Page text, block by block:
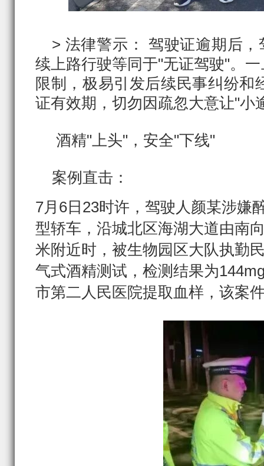
> 法律警示： 驾驶证逾期后
续上路行驶等同于"无证驾驶"。
限制，极易引发后续民事纠纷
证有效期，切勿因疏忽大意让"小
酒精"上头"，安全"下线"
案例直击：
7月6日23时许，驾驶人颜某涉嫌
型轿车，沿城北区海湖大道由南
米附近时，被生物园区大队执勤
气式酒精测试，检测结果为
市第二人民医院提取血样，该案